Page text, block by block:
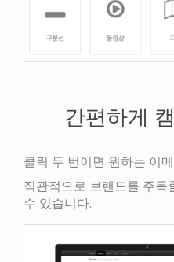
간편하게
클릭 두 번이면 원하는 이
직관적으로 브랜드를 주목
수 있습니다.